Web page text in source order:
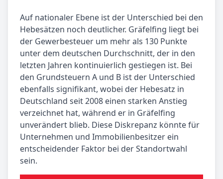
Auf nationaler Ebene ist der Unterschied bei den
Hebesätzen noch deutlicher. Gräfelfing liegt bei
der Gewerbesteuer um mehr als 130 Punkte
unter dem deutschen Durchschnitt, der in den
letzten Jahren kontinuierlich gestiegen ist. Bei
den Grundsteuern A und B ist der Unterschied
ebenfalls signifikant, wobei der Hebesatz in
Deutschland seit 2008 einen starken Anstieg
verzeichnet hat, während er in Gräfelfing
unverändert blieb. Diese Diskrepanz könnte für
Unternehmen und Immobilienbesitzer ein
entscheidender Faktor bei der Standortwahl
sein.